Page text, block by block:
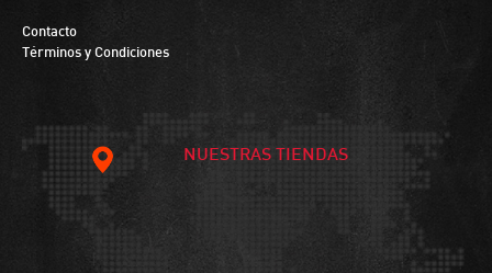
Contacto
Términos y Condiciones
NUESTRAS TIENDAS